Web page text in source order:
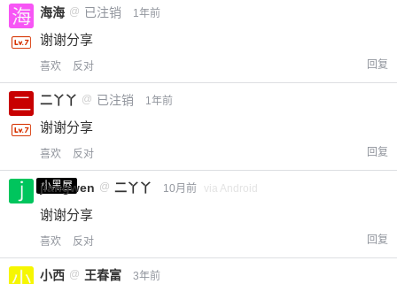
海海 @ 已注销 1年前
谢谢分享
喜欢 反对 回复
二丫丫 @ 已注销 1年前
谢谢分享
喜欢 反对 回复
小黑屋
jiangwen @ 二丫丫 10月前 via Android
谢谢分享
喜欢 反对 回复
小西 @ 王春富 3年前